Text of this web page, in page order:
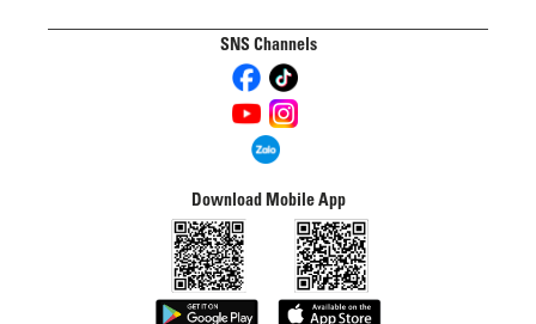
SNS Channels
Download Mobile App